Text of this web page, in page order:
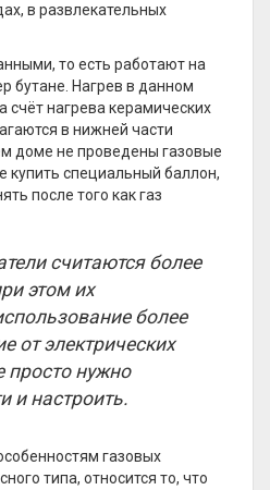
в развлекательных
то есть работают на
бутане. Нагрев в данном
счёт нагрева керамических
в нижней части
доме не проведены газовые
специальный баллон,
после того как газ
считаются более
этом их
более
от электрических
просто нужно
и настроить.
газовых
типа, относится то, что